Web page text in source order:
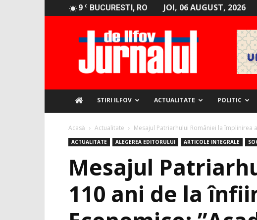
9 C BUCURESTI, RO JOI, 06 AUGUST, 2026
STIRI ILFOV ACTUALITATE POLITIC
Acasă Actualitate Mesajul Patriarhului României la împlinirea
ACTUALITATE ALEGEREA EDITORULUI ARTICOLE INTEGRALE
Mesajul
110 ani de la